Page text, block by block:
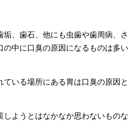
垢、歯石、他にも虫歯や歯周病、さ
の中に口臭の原因になるものは多い
ている場所にある胃は口臭の原因と
しようとはなかなか思わないものな